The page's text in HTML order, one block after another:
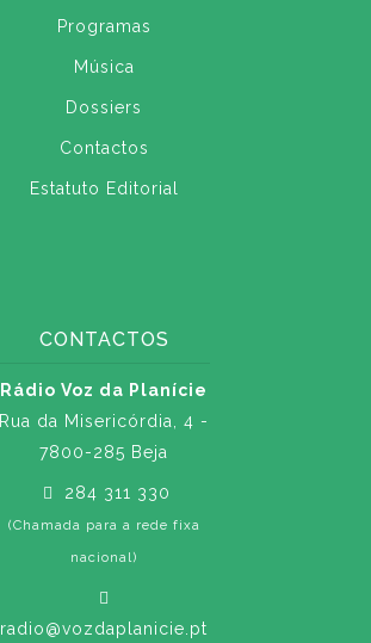
Programas
Música
Dossiers
Contactos
Estatuto Editorial
CONTACTOS
Rádio Voz da Planície
Rua da Misericórdia, 4 -
7800-285 Beja
284 311 330
(Chamada para a rede fixa
nacional)
radio@vozdaplanicie.pt